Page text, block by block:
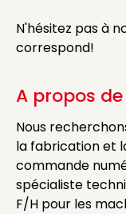
N'hésitez pas à
correspond!
A propos
Nous
la fabrication et
commande
spécialiste
F/H pour les